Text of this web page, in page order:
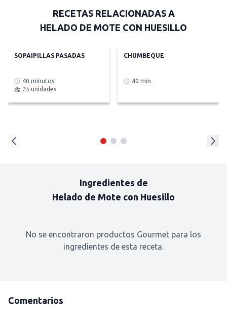
RECETAS RELACIONADAS A
HELADO DE MOTE CON HUESILLO
SOPAIPILLAS PASADAS
40 minutos
25 unidades
CHUMBEQUE
40 min
Ingredientes de
Helado de Mote con Huesillo
No se encontraron productos Gourmet para los
ingredientes de esta receta.
Comentarios